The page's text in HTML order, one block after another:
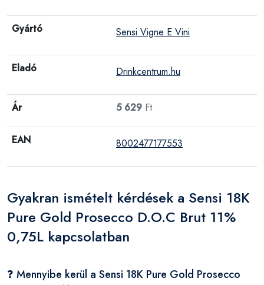
Gyártó Sensi Vigne E Vini
Eladó Drinkcentrum.hu
Ár 5 629 Ft
EAN 8002477177553
Gyakran ismételt kérdések a Sensi 18K
Pure Gold Prosecco D.O.C Brut 11%
0,75L kapcsolatban
❓ Mennyibe kerül a Sensi 18K Pure Gold Prosecco